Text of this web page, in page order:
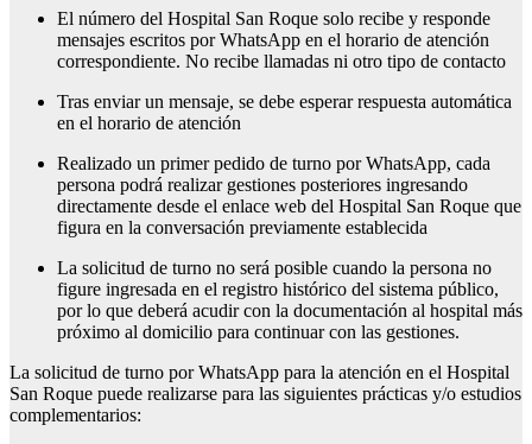
El número del Hospital San Roque solo recibe y responde
mensajes escritos por WhatsApp en el horario de atención
correspondiente. No recibe llamadas ni otro tipo de contacto
Tras enviar un mensaje, se debe esperar respuesta automática
en el horario de atención
Realizado un primer pedido de turno por WhatsApp, cada
persona podrá realizar gestiones posteriores ingresando
directamente desde el enlace web del Hospital San Roque que
figura en la conversación previamente establecida
La solicitud de turno no será posible cuando la persona no
figure ingresada en el registro histórico del sistema público,
por lo que deberá acudir con la documentación al hospital más
próximo al domicilio para continuar con las gestiones.
La solicitud de turno por WhatsApp para la atención en el Hospital
San Roque puede realizarse para las siguientes prácticas y/o estudios
complementarios: